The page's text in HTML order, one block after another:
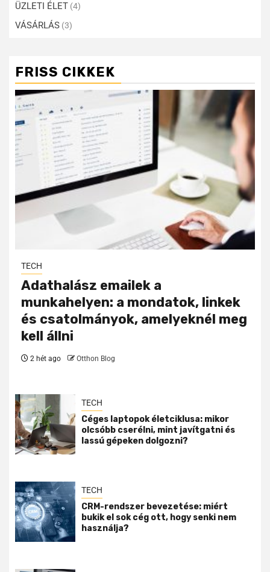
ÜZLETI ÉLET (4)
VÁSÁRLÁS (3)
FRISS CIKKEK
TECH
Adathalász emailek a
munkahelyen: a mondatok, linkek
és csatolmányok, amelyeknél meg
kell állni
2 hét ago Otthon Blog
TECH
Céges laptopok életciklusa: mikor
olcsóbb cserélni, mint javítgatni és
lassú gépeken dolgozni?
TECH
CRM-rendszer bevezetése: miért
bukik el sok cég ott, hogy senki nem
használja?